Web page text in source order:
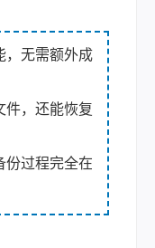
，无需额外成
件，还能恢复
份过程完全在